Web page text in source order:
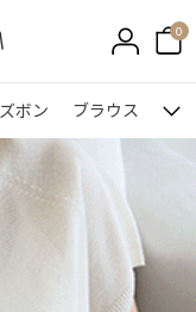
0
ズボン ブラウス ワ